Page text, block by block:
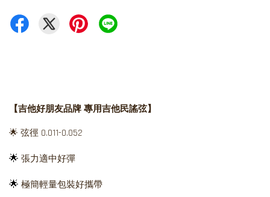
【吉他好朋友品牌 專用吉他民謠弦】
🌟 弦徑 0.011-0.052
🌟 張力適中好彈
🌟 極簡輕量包裝好攜帶